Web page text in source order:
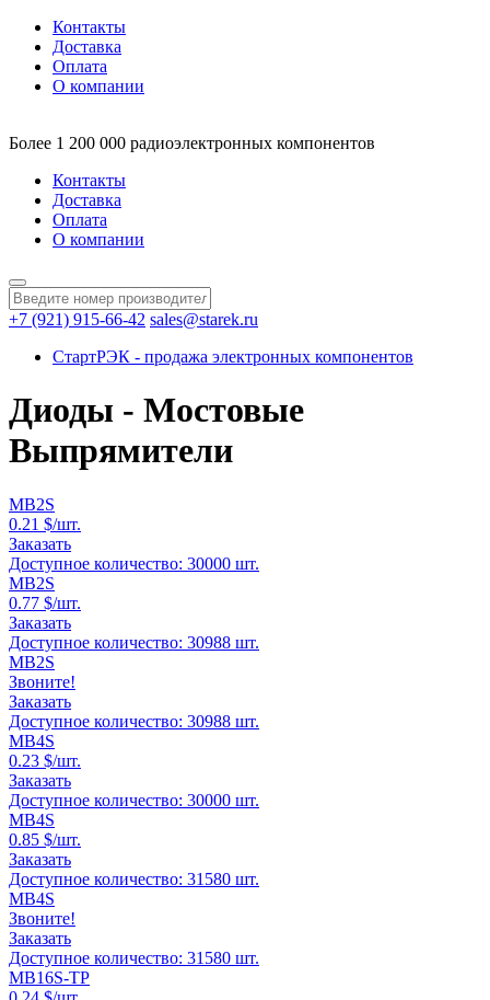
Контакты
Доставка
Оплата
О компании
Более 1 200 000 радиоэлектронных компонентов
Контакты
Доставка
Оплата
О компании
+7 (921) 915-66-42 sales@starek.ru
СтартРЭК - продажа электронных компонентов
Диоды - Мостовые
Выпрямители
MB2S
0.21 $/шт.
Заказать
Доступное количество: 30000 шт.
MB2S
0.77 $/шт.
Заказать
Доступное количество: 30988 шт.
MB2S
Звоните!
Заказать
Доступное количество: 30988 шт.
MB4S
0.23 $/шт.
Заказать
Доступное количество: 30000 шт.
MB4S
0.85 $/шт.
Заказать
Доступное количество: 31580 шт.
MB4S
Звоните!
Заказать
Доступное количество: 31580 шт.
MB16S-TP